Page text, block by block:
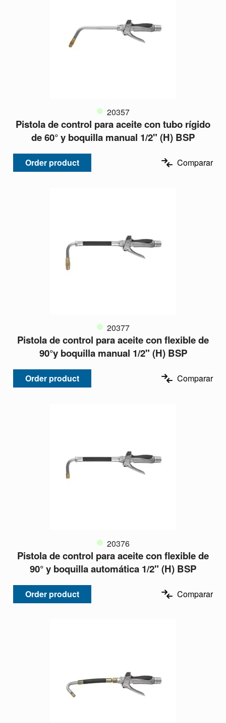
20357
Pistola de control para aceite con tubo rígido
de 60° y boquilla manual 1/2" (H) BSP
Order product Comparar
20377
Pistola de control para aceite con flexible de
90°y boquilla manual 1/2" (H) BSP
Order product Comparar
20376
Pistola de control para aceite con flexible de
90° y boquilla automática 1/2" (H) BSP
Order product Comparar